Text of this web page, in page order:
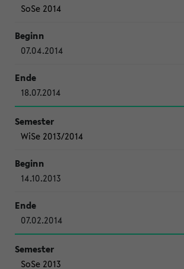
SoSe 2014
07.04.2014
18.07.2014
WiSe 2013/2014
14.10.2013
07.02.2014
SoSe 2013